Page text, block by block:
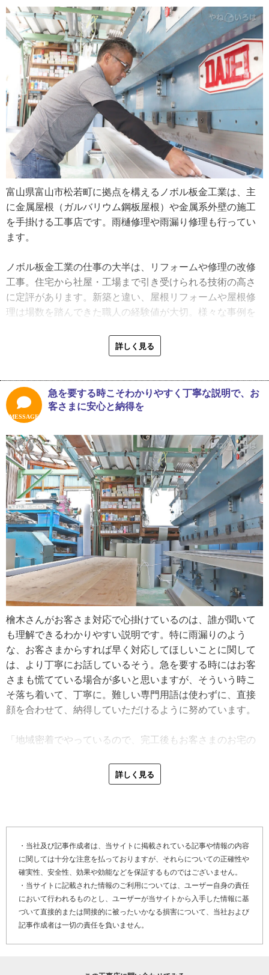
の知識も少しずつ入ってくるんですけど、そうするともう
ちょっと学びを深めたいなと思うようになったりして」
在学中に先代には内緒で大学進学を考え始めましたが、あ
る時それを知った先代が猛反対。檜木さんは進学を断念
し、卒業後にノボル板金工業へ入社しました。跡継ぎとし
ての自分の役割だと納得はしながらも、どこかで別の道へ
の気持ちも残っていたという檜木さん。そんな中で、仕事
に厳しい先代や当時の番頭さんに揉まれながら、がむしゃ
らに仕事を覚えていきました。
たなという思いはずっとあったんです」と檜木さんは続け
ます。
「この仕事をやっていこうと腹を括ってはいたんですけ
ど、そのためにはモチベーションが必要だと感じていまし
部の先輩にあたる方で、その方に青年部を勧められて入る
ことになり、そこで色んな考え方ややり方を学ばせてもら
いました。組合を通して色々な方と出会ったおかげで、自
分の目指すべき方向を模索しながらここまでやって来られ
がひと段落した２０１９年に代表取締役に就任。代表にな
ってからは、その責任の大きさゆえ緊張感のある毎日だっ
たと言います。一番苦労したのは、先代の頃からのお客さ
まが廃業により徐々に減っていったため、新たに取引先を
作っていかなければならなかったこと。「代表になると苦
労は多いけど、自分の仕事が認められて結果が出れば嬉し
いし、やりがいはすごくありますよ」と話していました。
「今後は板金に関するもので何か新しいことができたらい
いなと思って日々取り組んでいます。今は幅広い用途に使
える新しい建材の取り扱いを始めているので、それを広め
ていきたいですね。ここ何年かは新築自体が減っているの
もあって中古物件のリフォームに力を入れているんですけ
ど、今後はますますその傾向が強まるんじゃないかな。リ
フォームこそ経験値が必要なので、うちが長年培ってきた
ものを活かして良い仕事をしていきたいですね」
富山県富山市松若町に拠点を構えるノボル板金工業は、主
に金属屋根（ガルバリウム鋼板屋根）や金属系外壁の施工
を手掛ける工事店です。雨樋修理や雨漏り修理も行ってい
ます。
ノボル板金工業の仕事の大半は、リフォームや修理の改修
工事。住宅から社屋・工場まで引き受けられる技術の高さ
に定評があります。新築と違い、屋根リフォームや屋根修
理は場数を踏んできた職人の経験値が大切。様々な事例を
やりました。お寺みたいな感じで、住宅ではまずないんじ
ゃないかな。そこは板金屋根の古民家でしたね。雨漏りを
繰り返していて、２、３回カバー工法（※１）で直してあ
とでうちに雨漏り修理の依頼が来たんです。カバーを繰り
返していくつもの屋根が重なっている状態だったので、ま
ずはそれを全部取って下地だけにして、傷んでいる部分を
交換してから屋根を新しく葺き替えました。反りのある屋
根は下地から反りを作らないといけないのでそれがすごく
大変でしたね」
葺き替えになるかカバー工法になるかは、既存屋根がどん
な屋根か、どんな状態かによって判断しています。特に下
地の状態を確認するのが大事だそう。屋根に上がり目視し
たり触ったりして調査をすれば、経験豊富な職人なら下地
の交換が必要かどうかわかるのだとか。腐食状態の確認
後、全面的な修理が必要か部分修理でいいのか判断してい
ます。
「印象的だったのは大きい工場の折板屋根の修理ですね。
私が見た時にはすでに屋根材がかなり薄くなっていて、ひ
どいところは紙みたいにペラペラでした。屋根材を押さえ
るためのフレームや周りの部品も腐食が進んでいて、折板
難しかったので、結局上の屋根を取って新しい屋根を載せ
る工事になったんですが、下の屋根が人が上れるほどの強
富山県富山市の屋根工事の特性について尋ねました。富山
市は降雪が多いのが一番の特徴で、１～２月末まで施工は
難しいそう。雪対策として、屋根の雪止め金具や軒先の雪
を落とさないようにするための材料をケースバイケースで
活用しています。また雨樋についても注意が必要で、雪の
重さに耐えられるよう金具の数を多くしたり間隔を狭くし
たり、軒先の雪が落ちてもなるべく負荷のかからない位置
詳しく見る
MESSAGE
急を要する時こそわかりやすく丁寧な説明で、お
客さまに安心と納得を
檜木さんがお客さま対応で心掛けているのは、誰が聞いて
も理解できるわかりやすい説明です。特に雨漏りのよう
な、お客さまからすれば早く対応してほしいことに関して
は、より丁寧にお話しているそう。急を要する時にはお客
さまも慌てている場合が多いと思いますが、そういう時こ
そ落ち着いて、丁寧に。難しい専門用語は使わずに、直接
顔を合わせて、納得していただけるように努めています。
「地域密着でやっているので、完工後もお客さまのお宅の
て、なるべく直接お話するようにしています。地元の工事
店だからできることですね。何か困りごとがあった時に思
ことがあればいつでもお気軽にご相談くださいね」
最後に「やねいろは」をご覧になっている、雨漏りや金属
屋根（ガルバリウム鋼板屋根）の劣化でお困りのお客さ
ま、そして屋根リフォーム・屋根修理を検討しているお客
さまにメッセージです。
詳しく見る
・当社及び記事作成者は、当サイトに掲載されている記事や情報の内容
に関しては十分な注意を払っておりますが、それらについての正確性や
確実性、安全性、効果や効能などを保証するものではございません。
・当サイトに記載された情報のご利用については、ユーザー自身の責任
において行われるものとし、ユーザーが当サイトから入手した情報に基
づいて直接的または間接的に被ったいかなる損害について、当社および
記事作成者は一切の責任を負いません。